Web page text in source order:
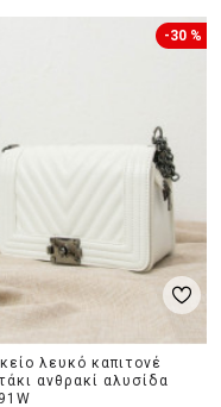
-30 %
λευκό καπιτονέ
ανθρακί αλυσίδα